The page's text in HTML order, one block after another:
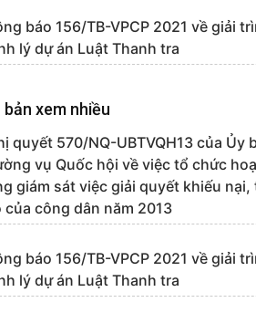
báo 156/TB-VPCP 2021 về giải
lý dự án Luật Thanh tra
bản xem nhiều
quyết 570/NQ-UBTVQH13 của Ủy
vụ Quốc hội về việc tổ chức
giám sát việc giải quyết khiếu nại,
của công dân năm 2013
báo 156/TB-VPCP 2021 về giải
lý dự án Luật Thanh tra